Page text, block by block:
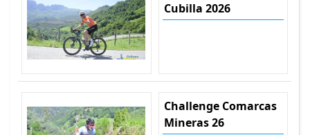
Cubilla 2026
Challenge Comarcas
Mineras 26